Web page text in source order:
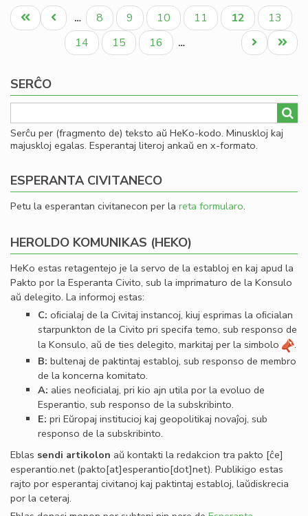
Pagination
Unua
paĝo
Antaŭa
paĝo
… Paĝo
8 Paĝo
9 Paĝo
10 Paĝo
11
Aktuala
paĝo
12 Paĝo
13
Paĝo
14 Paĝo
15 Paĝo
16 …
Last
page
Next
page
SERĈO
Serĉu per (fragmento de) teksto aŭ HeKo-kodo. Minuskloj kaj
majuskloj egalas. Esperantaj literoj ankaŭ en x-formato.
ESPERANTA CIVITANECO
Petu la esperantan civitanecon per la reta formularo.
HEROLDO KOMUNIKAS (HEKO)
HeKo estas retagentejo je la servo de la establoj en kaj apud la
Pakto por la Esperanta Civito, sub la imprimaturo de la Konsulo
aŭ delegito. La informoj estas:
C: oﬁcialaj de la Civitaj instancoj, kiuj esprimas la oﬁcialan
starpunkton de la Civito pri specifa temo, sub responso de
la Konsulo, aŭ de ties delegito, markitaj per la simbolo
.
B: bultenaj de paktintaj establoj, sub responso de membro
de la koncerna komitato.
A: alies neoﬁcialaj, pri kio ajn utila por la evoluo de
Esperantio, sub responso de la subskribinto.
E: pri Eŭropaj institucioj kaj geopolitikaj novaĵoj, sub
responso de la subskribinto.
Eblas sendi artikolon aŭ kontakti la redakcion tra pakto [ĉe]
esperantio.net(pakto[at]esperantio[dot]net). Publikigo estas
rajto por esperantaj civitanoj kaj paktintaj establoj, laŭdiskrecia
por la ceteraj.